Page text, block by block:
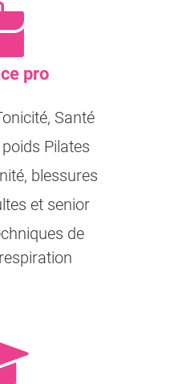
pro
Santé
Pilates
blessures
et senior
de